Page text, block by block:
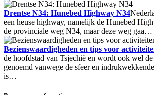
Drentse N34: Hunebed Highway N34
een heuse highway, namelijk de Hunebed
de provinciale weg N34, maar deze weg gaa…
Bezienswaardigheden en tips voor
de hoofdstad van Tsjechië en wordt ook wel de
genoemd vanwege de sfeer en
is…